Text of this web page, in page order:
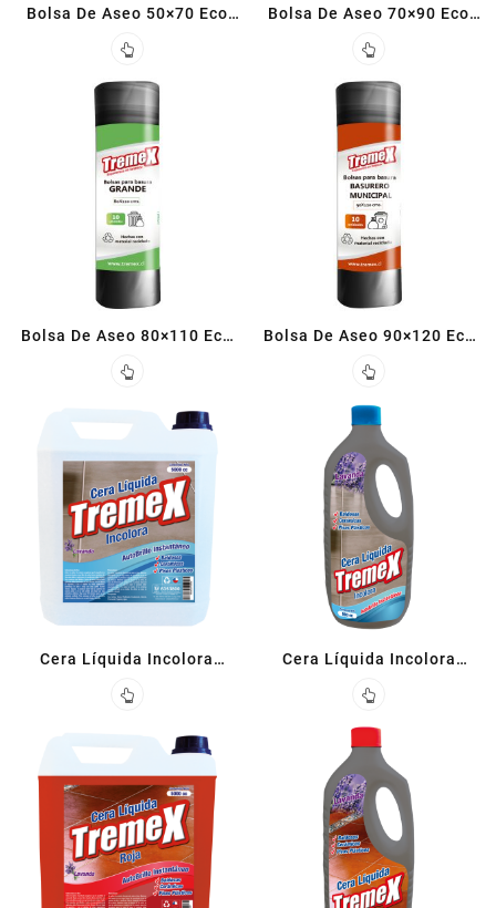
Bolsa De Aseo 50×70 Eco
Activa (10 un)
Bolsa De Aseo 70×90 Eco
Activa (10 un)
Bolsa De Aseo 80×110 Eco
Activa (10 un)
Bolsa De Aseo 90×120 Eco
Activa (10 un)
Cera Líquida Incolora
Cera Líquida Incolora
Autobrillo 900 ml